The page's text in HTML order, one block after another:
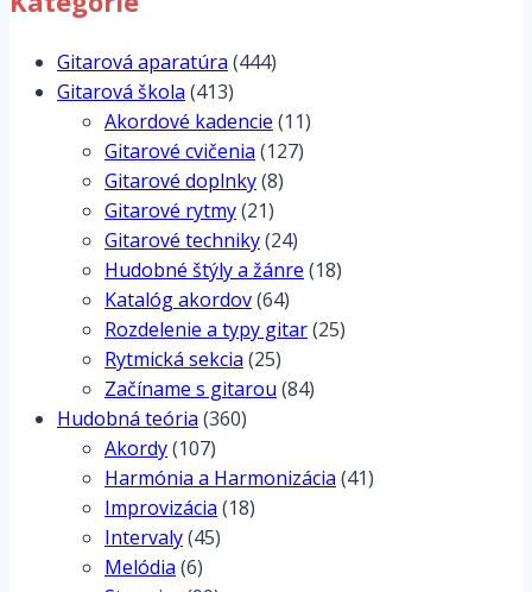
Gitarová aparatúra (444)
Gitarová škola (413)
Akordové kadencie (11)
Gitarové cvičenia (127)
Gitarové doplnky(8)
Gitarové rytmy(21)
Gitarové techniky(24)
Hudobné štýly a žánre (18)
Katalóg akordov(64)
Rozdelenie a typy gitar(25)
Rytmická sekcia (25)
Začíname s gitarou (84)
Hudobná teória (360)
Akordy(107)
Harmónia a Harmonizácia (41)
Improvizácia (18)
Intervaly(45)
Melódia (6)